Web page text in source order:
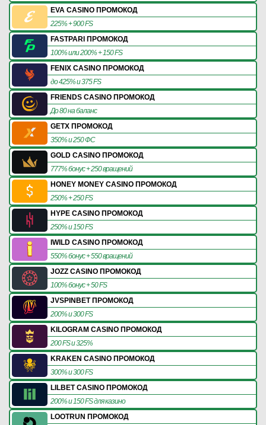
EVA CASINO ПРОМОКОД
225% + 900 FS
FASTPARI ПРОМОКОД
100% или 200% + 150 FS
FENIX CASINO ПРОМОКОД
до 425% и 375 FS
FRIENDS CASINO ПРОМОКОД
До 80 на баланс
GETX ПРОМОКОД
350% и 250 ФС
GOLD CASINO ПРОМОКОД
777% бонус + 250 вращений
HONEY MONEY CASINO ПРОМОКОД
250% + 250 FS
HYPE CASINO ПРОМОКОД
250% и 150 FS
IWILD CASINO ПРОМОКОД
550% бонус + 550 вращений
JOZZ CASINO ПРОМОКОД
100% бонус + 50 FS
JVSPINBET ПРОМОКОД
200% и 300 FS
KILOGRAM CASINO ПРОМОКОД
200 FS и 325%
KRAKEN CASINO ПРОМОКОД
300% и 300 FS
LILBET CASINO ПРОМОКОД
200% и 150 FS для казино
LOOTRUN ПРОМОКОД